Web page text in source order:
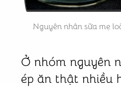
Nguyên nhân sữa mẹ
Ở nhóm nguyên
ép ăn thật nhiều